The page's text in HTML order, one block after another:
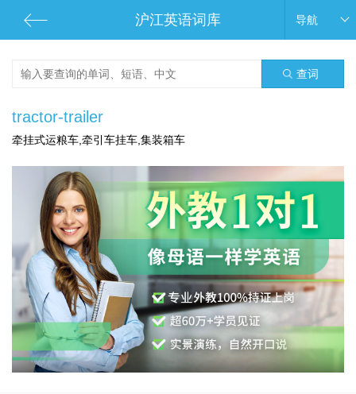
沪江英语词库 导航
查词
tractor-trailer
牵挂式运粮车,牵引车挂车,集装箱车